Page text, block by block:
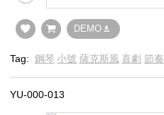
DEMO
Tag: 鋼琴 小號 薩克斯風 喜劇 節奏
YU-000-013